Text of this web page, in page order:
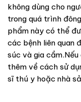
không dùng cho
trong quá trình
phẩm này có thể
các bệnh liên quan
súc và gia
thêm về cách sử
sĩ thú y hoặc nhà